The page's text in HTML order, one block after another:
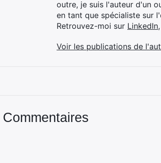
outre, je suis l'auteur d'un
en tant que spécialiste sur
Retrouvez-moi sur LinkedIn,
Voir les publications de
Commentaires